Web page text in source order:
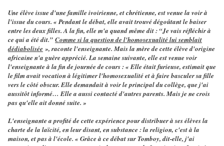
Une élève issue d'une famille ivoirienne, et chrétienne, est venue la voir à
l'issue du cours. « Pendant le débat, elle avait trouvé dégoûtant le baiser
entre les deux filles. A la fin, elle m'a quand même dit : “Je vais réfléchir à
ce qui a été dit.” Comme si la question de l'homosexualité lui semblait
dédiabolisée », raconte l'enseignante. Mais la mère de cette élève d'origine
africaine n'a guère apprécié. La semaine suivante, elle est venue voir
l'enseignante à la fin de journée de cours : « Elle était furieuse, estimait que
le film avait vocation à légitimer l'homosexualité et à faire basculer sa fille
vers le côté obscur. Elle demandait à voir le principal du collège, que j'ai
aussitôt informé… Elle a aussi contacté d'autres parents. Mais je ne crois
pas qu'elle ait donné suite. »
L'enseignante a profité de cette expérience pour distribuer à ses élèves la
charte de la laïcité, en leur disant, en substance : la religion, c'est à la
maison, et pas à l'école. « Grâce à ce débat sur Tomboy, dit-elle, j'ai